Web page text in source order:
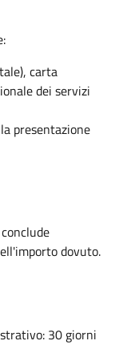
carta
dei servizi
presentazione
dovuto.
30 giorni